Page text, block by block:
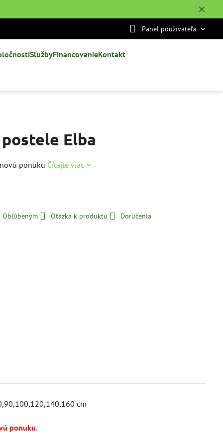
✕
Panel používateľa
SlužbyFinancovanieKontakt
Elba
ponuku Čítajte viac
Obľúbeným Otázka k produktu Doručenia
cm
ponuku.